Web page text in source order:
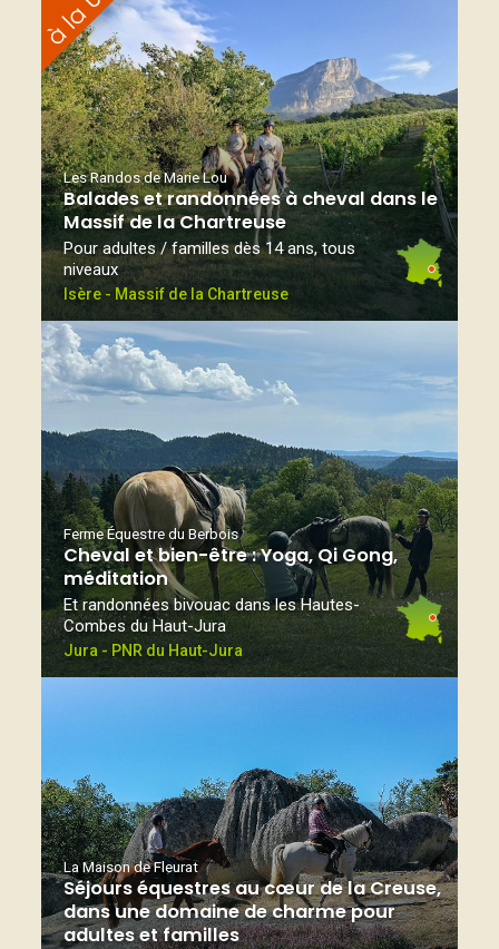
Les Randos de Marie Lou
Balades et randonnées à cheval dans le
Massif de la Chartreuse
Pour adultes / familles dès 14 ans, tous
niveaux
Isère - Massif de la Chartreuse
Ferme Équestre du Berbois
Cheval et bien-être : Yoga, Qi Gong,
méditation
Et randonnées bivouac dans les Hautes-
Combes du Haut-Jura
Jura - PNR du Haut-Jura
La Maison de Fleurat
Séjours équestres au cœur de la Creuse,
dans une domaine de charme pour
adultes et familles